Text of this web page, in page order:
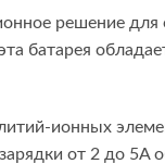
решение для
батарея
ионных
от 2 до